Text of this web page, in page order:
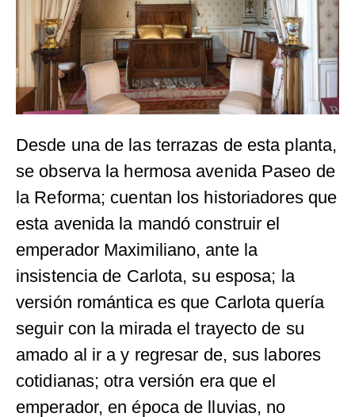
Desde una de las terrazas de esta planta,
se observa la hermosa avenida Paseo de
la Reforma; cuentan los historiadores que
esta avenida la mandó construir el
emperador Maximiliano, ante la
insistencia de Carlota, su esposa; la
versión romántica es que Carlota quería
seguir con la mirada el trayecto de su
amado al ir a y regresar de, sus labores
cotidianas; otra versión era que el
emperador, en época de lluvias, no